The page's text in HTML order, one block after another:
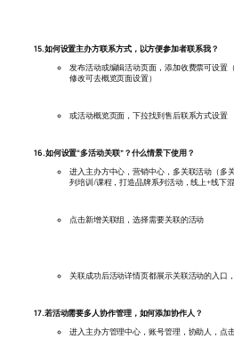
15.如何设置主办方联系方式，以方便参加者联系我？
发布活动或编辑活动页面，添加收费票可设置
修改可去概览页面设置）
或活动概览页面，下拉找到售后联系方式设置
16.如何设置“多活动关联”？什么情景下使用？
进入主办方中心，营销中心，多关联活动（多
列培训/课程，打造品牌系列活动，线上+线下
点击新增关联组，选择需要关联的活动
关联成功后活动详情页都展示关联活动的入口
17.若活动需要多人协作管理，如何添加协作人？
进入主办方管理中心，账号管理，协助人，点